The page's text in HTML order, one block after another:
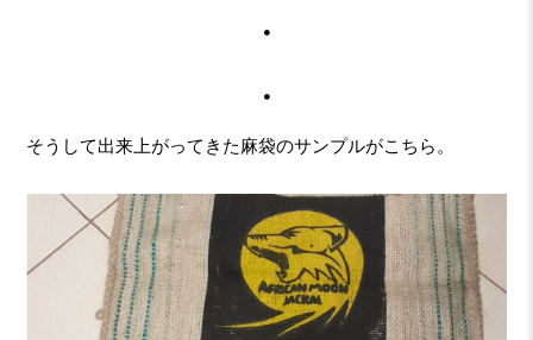
・
・
そうして出来上がってきた麻袋のサンプルがこちら。